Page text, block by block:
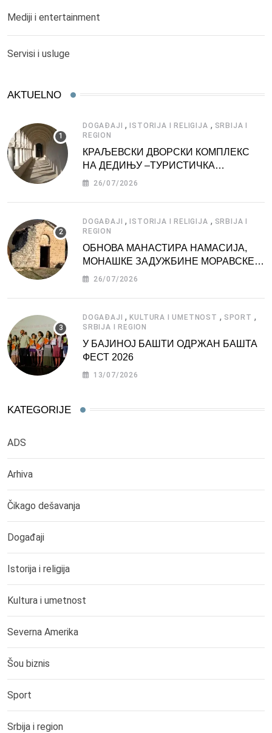
Mediji i entertainment
Servisi i usluge
AKTUELNO
DOGAĐAJI ,ISTORIJA I RELIGIJA , SRBIJA I
REGION
КРАЉЕВСКИ ДВОРСКИ КОМПЛЕКС
НА ДЕДИЊУ –ТУРИСТИЧКА
АТРАКЦИЈА
26/07/2026
DOGAĐAJI ,ISTORIJA I RELIGIJA , SRBIJA I
REGION
ОБНОВА МАНАСТИРА НАМАСИЈА,
МОНАШКЕ ЗАДУЖБИНЕ МОРАВСКЕ
СРБИЈЕ
26/07/2026
DOGAĐAJI ,KULTURA I UMETNOST , SPORT ,
SRBIJA I REGION
У БАЈИНОЈ БАШТИ ОДРЖАН БАШТА
ФЕСТ 2026
13/07/2026
KATEGORIJE
ADS
Arhiva
Čikago dešavanja
Događaji
Istorija i religija
Kultura i umetnost
Severna Amerika
Šou biznis
Sport
Srbija i region